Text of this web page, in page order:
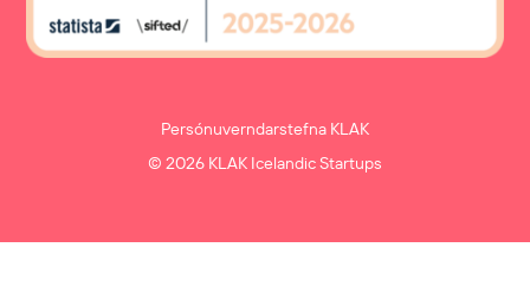
© 2026 KLAK Icelandic Startups
Persónuverndarstefna KLAK